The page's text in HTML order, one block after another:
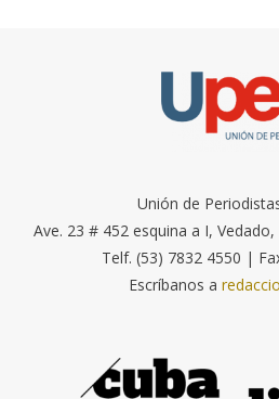
Unión de
Ave. 23 # 452 esquina a I,
Telf. (53) 7832 4550 |
Escríbanos a